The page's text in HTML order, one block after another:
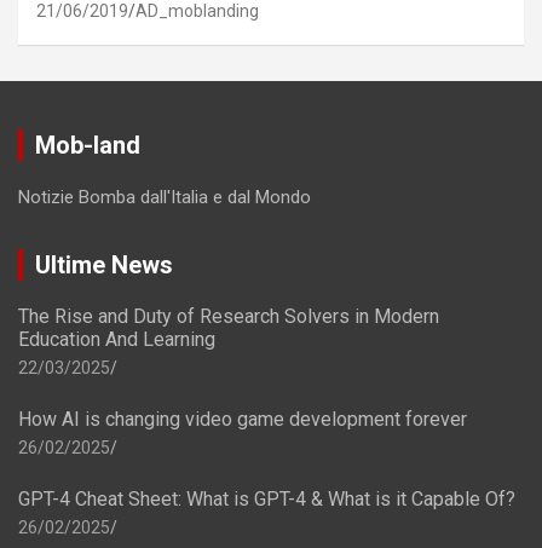
21/06/2019 AD_moblanding
Mob-land
Notizie Bomba dall'Italia e dal Mondo
Ultime News
The Rise and Duty of Research Solvers in Modern
Education And Learning
22/03/2025
How AI is changing video game development forever
26/02/2025
GPT-4 Cheat Sheet: What is GPT-4 & What is it Capable Of?
26/02/2025